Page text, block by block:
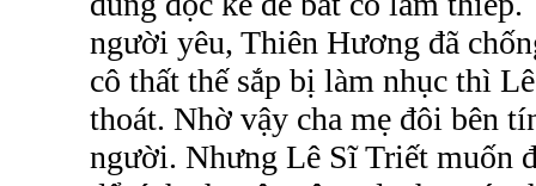
người yêu, Thiên Hương đã
cô thất thế sắp bị làm nhục thì
thoát. Nhờ vậy cha mẹ đôi bên
người. Nhưng Lê Sĩ Triết muốn